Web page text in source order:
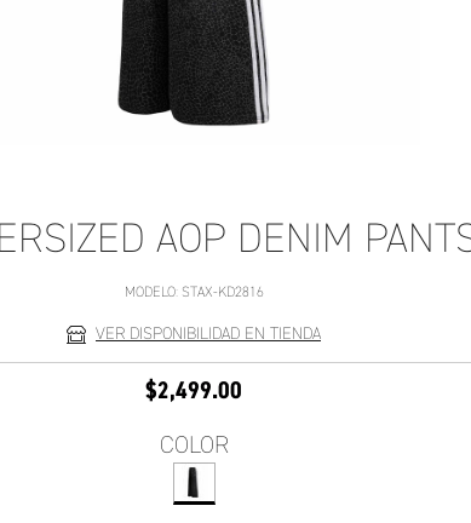
AOP DENIM
MODELO: STAX-KD2816
VER DISPONIBILIDAD EN TIENDA
$2,499.00
COLOR